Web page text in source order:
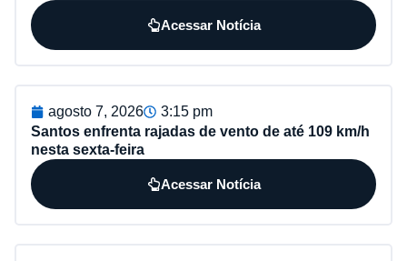
Acessar Notícia
agosto 7, 2026
3:15 pm
Santos enfrenta rajadas de vento de até 109 km/h
nesta sexta-feira
Acessar Notícia